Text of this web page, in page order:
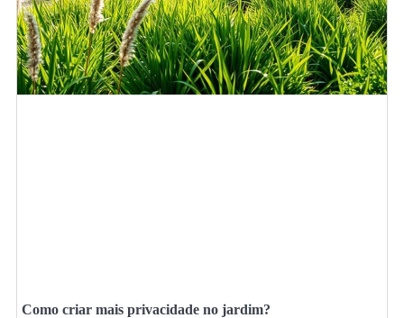
Como criar mais privacidade no jardim?